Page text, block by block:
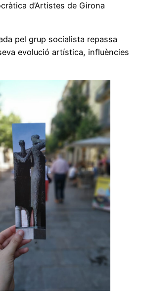
d’Artistes de Girona
pel grup socialista repassa
evolució artística, influències